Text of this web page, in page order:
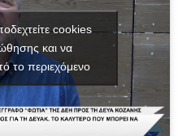
cookies
και να
το περιεχόμενο